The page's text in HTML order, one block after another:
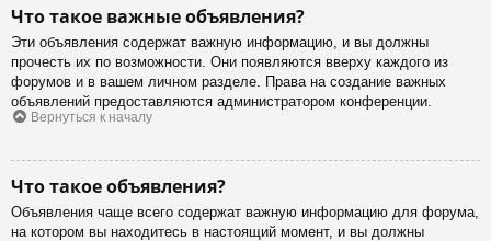
Что такое важные объявления?
Эти объявления содержат важную информацию, и вы должны
прочесть их по возможности. Они появляются вверху каждого из
форумов и в вашем личном разделе. Права на создание важных
объявлений предоставляются администратором конференции.
Вернуться к началу
Что такое объявления?
Объявления чаще всего содержат важную информацию для форума,
на котором вы находитесь в настоящий момент, и вы должны